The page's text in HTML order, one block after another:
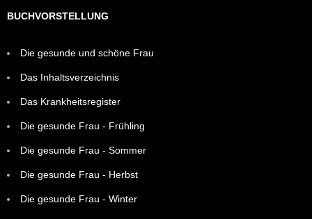
BUCHVORSTELLUNG
Die gesunde und schöne Frau
Das Inhaltsverzeichnis
Das Krankheitsregister
Die gesunde Frau - Frühling
Die gesunde Frau - Sommer
Die gesunde Frau - Herbst
Die gesunde Frau - Winter